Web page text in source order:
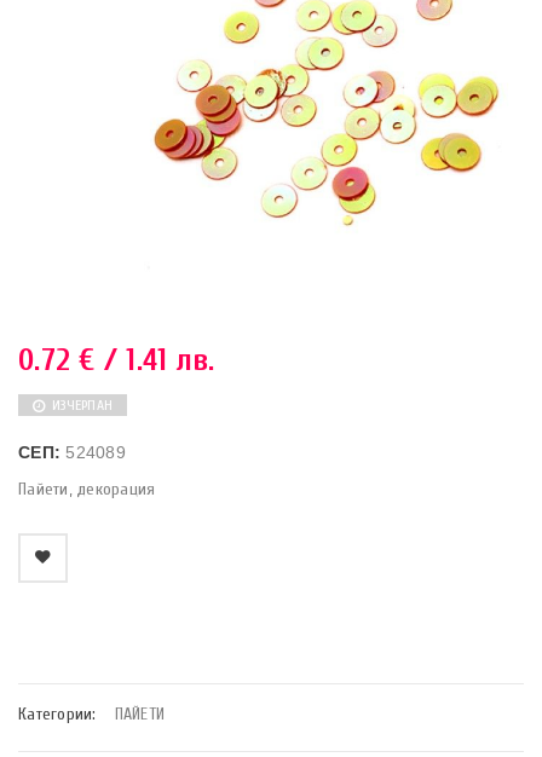
0.72€ / 1.41 лв.
ИЗЧЕРПАН
СЕП: 524089
Пайети, декорация
Категории: ПАЙЕТИ